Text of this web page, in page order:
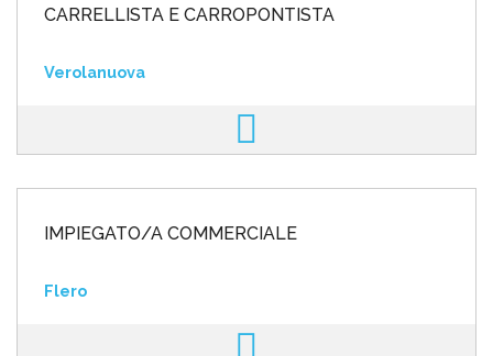
CARRELLISTA E CARROPONTISTA
Verolanuova
IMPIEGATO/A COMMERCIALE
Flero